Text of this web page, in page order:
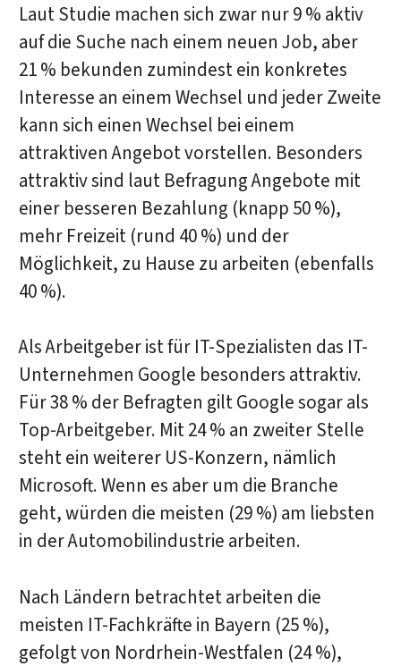
Laut Studie machen sich zwar nur 9 % aktiv
auf die Suche nach einem neuen Job, aber
21 % bekunden zumindest ein konkretes
Interesse an einem Wechsel und jeder Zweite
kann sich einen Wechsel bei einem
attraktiven Angebot vorstellen. Besonders
attraktiv sind laut Befragung Angebote mit
einer besseren Bezahlung (knapp 50 %),
mehr Freizeit (rund 40 %) und der
Möglichkeit, zu Hause zu arbeiten (ebenfalls
40 %).
Als Arbeitgeber ist für IT-Spezialisten das IT-
Unternehmen Google besonders attraktiv.
Für 38 % der Befragten gilt Google sogar als
Top-Arbeitgeber. Mit 24 % an zweiter Stelle
steht ein weiterer US-Konzern, nämlich
Microsoft. Wenn es aber um die Branche
geht, würden die meisten (29 %) am liebsten
in der Automobilindustrie arbeiten.
Nach Ländern betrachtet arbeiten die
meisten IT-Fachkräfte in Bayern (25 %),
gefolgt von Nordrhein-Westfalen (24 %),